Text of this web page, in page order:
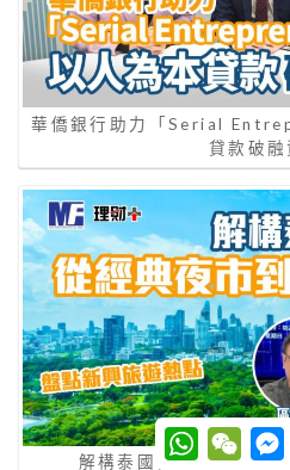
華僑銀行助力「Serial
貸款破融
解構泰國多元魅力 從經
W
h
W
e